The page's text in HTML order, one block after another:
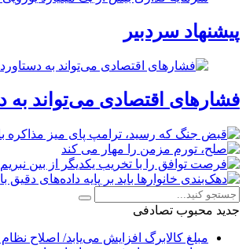
پیشنهاد سردبیر
فشارهای اقتصادی می‌تواند
جدید محبوب تصادفی
مبلغ کالابرگ افزایش می‌یابد/ اصلاح